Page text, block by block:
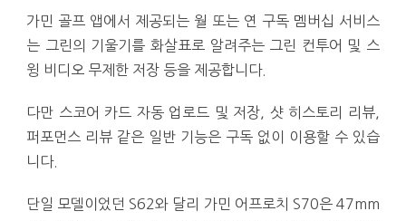
가민 골프 앱에서 제공되는 월 또는 연 구독 멤버십 서비스
는 그린의 기울기를 화살표로 알려주는 그린 컨투어 및 스
윙 비디오 무제한 저장 등을 제공합니다.
다만 스코어 카드 자동 업로드 및 저장, 샷 히스토리 리뷰,
퍼포먼스 리뷰 같은 일반 기능은 구독 없이 이용할 수 있습
니다.
단일 모델이었던 S62와 달리 가민 어프로치 S70은 47mm